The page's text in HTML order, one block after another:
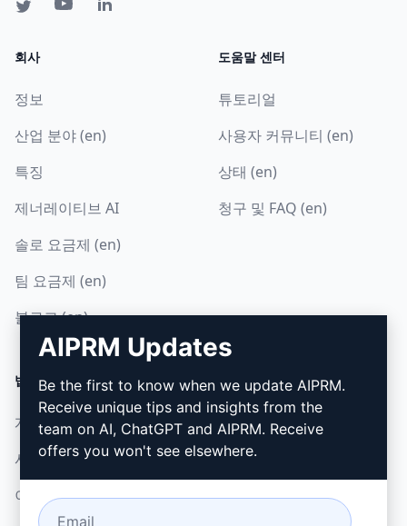
회사
정보
산업 분야 (en)
특징
제너레이티브 AI
솔로 요금제 (en)
팀 요금제 (en)
블로그 (en)
도움말 센터
튜토리얼
사용자 커뮤니티 (en)
상태 (en)
청구 및 FAQ (en)
법률
개인정보 보호정책 (en)
사용 제한 정책 (en)
이용 약관 (en)
다운로드
설치 방법
Google 크롬
Microsoft Edge
AIPRM Updates
Be the first to know when we update AIPRM.
Receive unique tips and insights from the
team on AI, ChatGPT and AIPRM. Receive
offers you won't see elsewhere.